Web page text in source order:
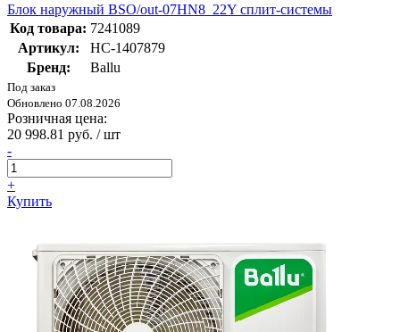
Блок наружный BSO/out-07HN8_22Y сплит-системы
Код товара: 7241089
Артикул:
НС-1407879
Бренд:
Ballu
Под заказ
Обновлено 07.08.2026
Розничная цена:
20 998.81 руб. / шт
-
+
Купить